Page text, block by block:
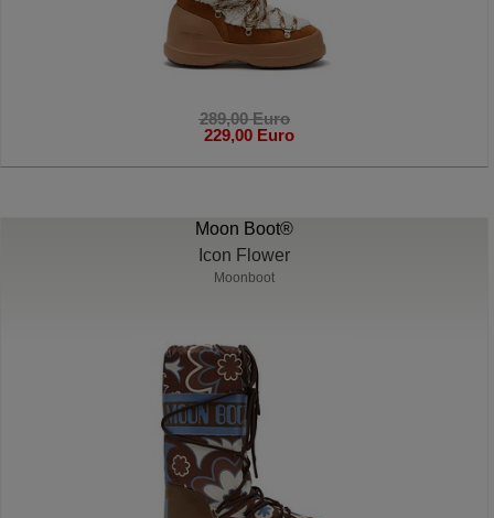
289,00 Euro
229,00 Euro
Moon Boot®
Icon Flower
Moonboot